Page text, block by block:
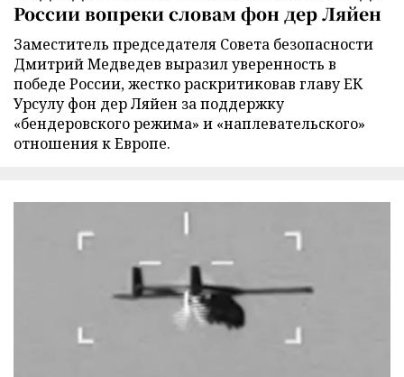
России вопреки словам фон дер Ляйен
Заместитель председателя Совета безопасности
Дмитрий Медведев выразил уверенность в
победе России, жестко раскритиковав главу ЕК
Урсулу фон дер Ляйен за поддержку
«бендеровского режима» и «наплевательского»
отношения к Европе.